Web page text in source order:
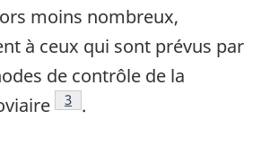
moins nombreux,
à ceux qui sont prévus par
de contrôle de la
Note de bas de page
3 .